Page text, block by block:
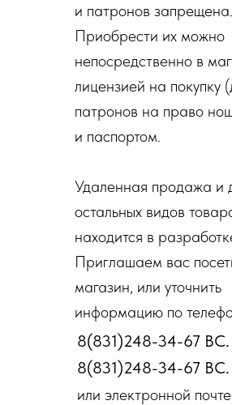
и патронов запрещена.
Приобрести их можно
непосредственно в
лицензией на покупку
патронов на право
и паспортом.
Удаленная продажа и
остальных видов
находится в
Приглашаем вас
магазин, или уточнить
информацию по
8(831)248-34-67 ВС.
8(831)248-34-67 ВС.
или электронной